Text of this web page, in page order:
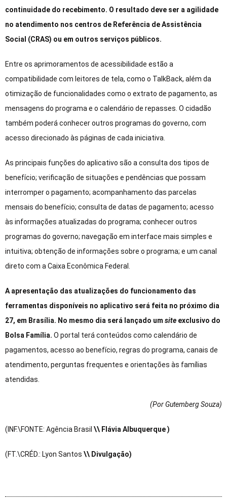
continuidade do recebimento. O resultado deve ser a agilidade
no atendimento nos centros de Referência de Assistência
Social (CRAS) ou em outros serviços públicos.
Entre os aprimoramentos de acessibilidade estão a
compatibilidade com leitores de tela, como o TalkBack, além da
otimização de funcionalidades como o extrato de pagamento, as
mensagens do programa e o calendário de repasses. O cidadão
também poderá conhecer outros programas do governo, com
acesso direcionado às páginas de cada iniciativa.
As principais funções do aplicativo são a consulta dos tipos de
benefício; verificação de situações e pendências que possam
interromper o pagamento; acompanhamento das parcelas
mensais do benefício; consulta de datas de pagamento; acesso
às informações atualizadas do programa; conhecer outros
programas do governo; navegação em interface mais simples e
intuitiva; obtenção de informações sobre o programa; e um canal
direto com a Caixa Econômica Federal.
A apresentação das atualizações do funcionamento das
ferramentas disponíveis no aplicativo será feita no próximo dia
27, em Brasília. No mesmo dia será lançado um site exclusivo do
Bolsa Família. O portal terá conteúdos como calendário de
pagamentos, acesso ao benefício, regras do programa, canais de
atendimento, perguntas frequentes e orientações às famílias
atendidas.
(Por Gutemberg Souza)
(INF.\FONTE: Agência Brasil \\ Flávia Albuquerque )
(FT.\CRÉD.: Lyon Santos \\ Divulgação)